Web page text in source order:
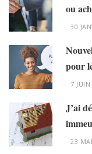
ou
30
pour
7
J’ai
23